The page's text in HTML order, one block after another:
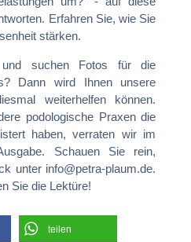
Erfahren Sie, wie Sie
stärken.
suchen Fotos für die
Dann wird Ihnen unsere
weiterhelfen können.
podologische Praxen die
haben, verraten wir im
Schauen Sie rein,
unter info@petra-plaum.de.
Sie die Lektüre!
teilen